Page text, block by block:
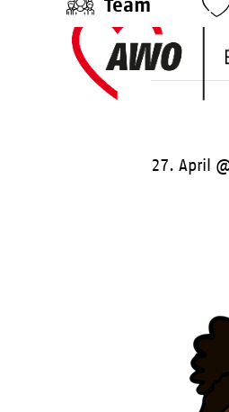
Team
27. April